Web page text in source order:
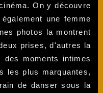
On y découvre
une femme
photos la montrent
prises, d'autres la
moments intimes
les plus marquantes,
de danser sous la